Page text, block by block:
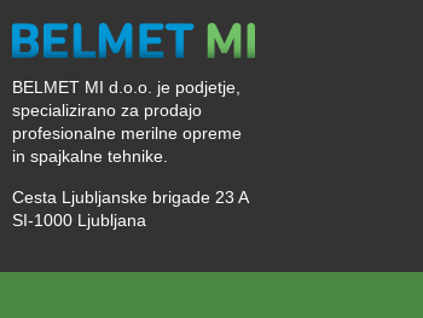
BELMET MI d.o.o. je podjetje,
specializirano za prodajo
profesionalne merilne opreme
in spajkalne tehnike.
Cesta Ljubljanske brigade 23 A
SI-1000 Ljubljana